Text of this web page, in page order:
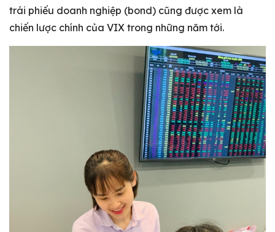
trái phiếu doanh nghiệp (bond) cũng được xem là
chiến lược chính của VIX trong những năm tới.